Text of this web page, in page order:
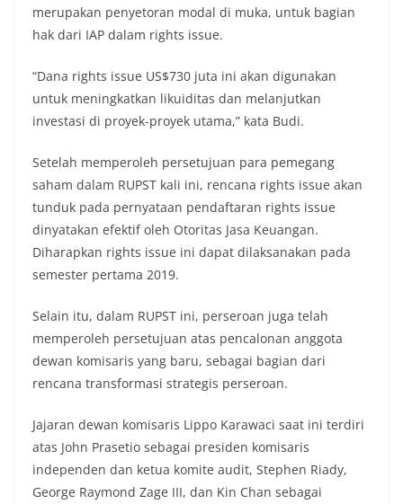
merupakan penyetoran modal di muka, untuk bagian
hak dari IAP dalam rights issue.
“Dana rights issue US$730 juta ini akan digunakan
untuk meningkatkan likuiditas dan melanjutkan
investasi di proyek-proyek utama,” kata Budi.
Setelah memperoleh persetujuan para pemegang
saham dalam RUPST kali ini, rencana rights issue akan
tunduk pada pernyataan pendaftaran rights issue
dinyatakan efektif oleh Otoritas Jasa Keuangan.
Diharapkan rights issue ini dapat dilaksanakan pada
semester pertama 2019.
Selain itu, dalam RUPST ini, perseroan juga telah
memperoleh persetujuan atas pencalonan anggota
dewan komisaris yang baru, sebagai bagian dari
rencana transformasi strategis perseroan.
Jajaran dewan komisaris Lippo Karawaci saat ini terdiri
atas John Prasetio sebagai presiden komisaris
independen dan ketua komite audit, Stephen Riady,
George Raymond Zage III, dan Kin Chan sebagai